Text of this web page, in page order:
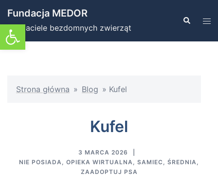
Otwórz pasek narzędzi
do
treści
Fundacja MEDOR
Przyjaciele bezdomnych zwierząt
Szukaj
Strona główna » Blog » Kufel
Kufel
3 MARCA 2026
NIE POSIADA, OPIEKA WIRTUALNA, SAMIEC , ŚREDNIA,
ZAADOPTUJ PSA